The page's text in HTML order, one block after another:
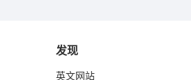
发现
英文网站